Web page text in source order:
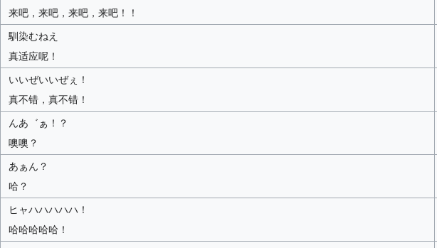
来吧，来吧，来吧，来吧！！
馴染むねえ
真适应呢！
いいぜいいぜぇ！
真不错，真不错！
んあ゛ぁ！？
噢噢？
あぁん？
哈？
ヒャハハハハハ！
哈哈哈哈哈！